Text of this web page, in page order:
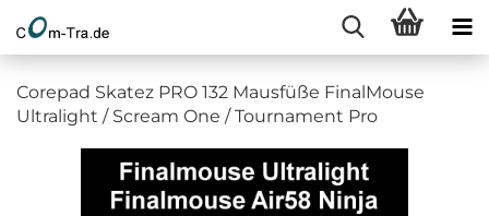
Corepad Skatez PRO 132 Mausfüße FinalMouse
Ultralight / Scream One / Tournament Pro